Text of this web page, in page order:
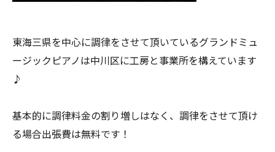
東海三県を中心に調律をさせて頂いているグランドミュ
ージックピアノは中川区に工房と事業所を構えています
♪
基本的に調律料金の割り増しはなく、調律をさせて頂け
る場合出張費は無料です！